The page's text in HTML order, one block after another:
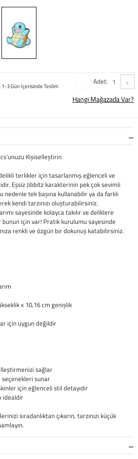
Tekerlekli
Walker (Yürüteç)
Adet:
1-3 Gün İçerisinde Teslim
Hangi Mağazada Var?
Kişiselleştirin
terlikler için tasarlanmış eğlenceli ve
Eşsiz Jibbitz karakterinin pek çok sevimli
nedenle tek başına kullanabilir ya da farklı
kendi tarzınızı oluşturabilirsiniz.
sayesinde kolayca takılır ve deliklere
için var! Pratik kurulumu sayesinde
renkli ve özgün bir dokunuş katabilirsiniz.
x 10,16 cm genişlik
için uygun değildir
sağlar
seçenekleri sunar
için eğlenceli stil detayıdır
idealdir
sıradanlıktan çıkarın, tarzınızı küçük